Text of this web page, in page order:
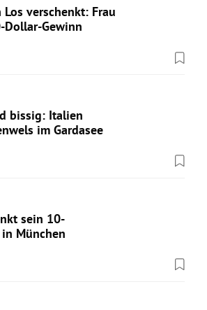
verschenkt: Frau
Gewinn
bissig: Italien
im Gardasee
sein 10-
München